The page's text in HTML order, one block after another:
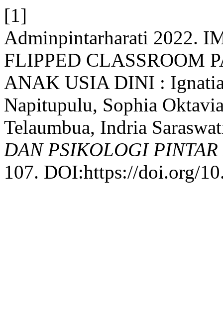
[1]
Adminpintarharati 2022.
FLIPPED CLASSROOM
ANAK USIA DINI :
Napitupulu, Sophia
Telaumbua, Indria
DAN PSIKOLOGI
107. DOI:https://doi.org/